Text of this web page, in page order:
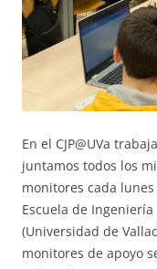
En el CJP@UVa
juntamos todos los
monitores cada
Escuela de
(Universidad de
monitores de apoyo